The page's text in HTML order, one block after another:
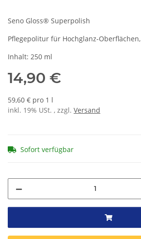
Seno Gloss® Superpolish
Pflegepolitur für Hochglanz-Oberflächen,
Inhalt: 250 ml
14,90 €
59,60 € pro 1 l
inkl. 19% USt. , zzgl. Versand
Sofort verfügbar